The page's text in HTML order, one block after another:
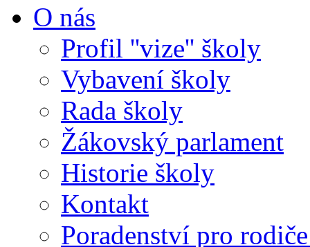
O nás
Profil ''vize'' školy
Vybavení školy
Rada školy
Žákovský parlament
Historie školy
Kontakt
Poradenství pro